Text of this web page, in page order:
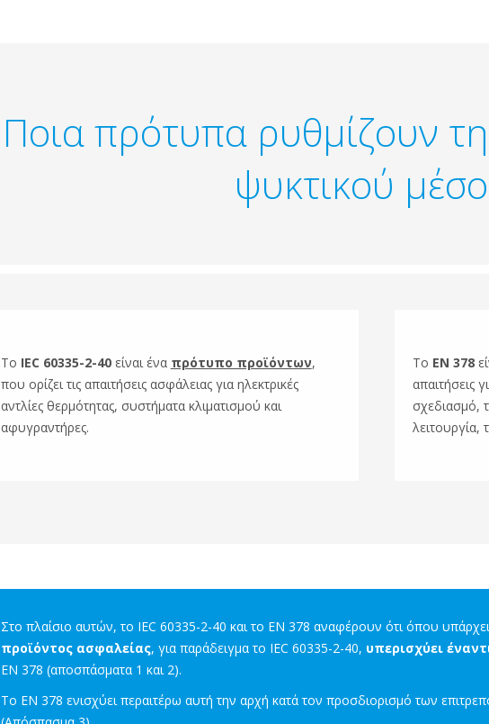
Ποια πρότυπα ρυθμίζουν
ψυκτικού
Το IEC 60335-2-40 είναι ένα πρότυπο προϊόντων,
που ορίζει τις απαιτήσεις ασφάλειας για ηλεκτρικές
αντλίες θερμότητας, συστήματα κλιματισμού και
αφυγραντήρες.
Το EN 378
απαιτήσεις
σχεδιασμό,
λειτουργία,
Στο πλαίσιο αυτών, το IEC 60335-2-40 και το EN 378 αναφέρουν ότι όπου
προϊόντος ασφαλείας, για παράδειγμα το IEC 60335-2-40,​ υπερισχύει
EN 378 (αποσπάσματα 1 και 2).​
Το EN 378 ενισχύει περαιτέρω αυτή την αρχή κατά τον προσδιορισμό των